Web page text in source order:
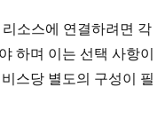
소스에 연결하려면 각
하며 이는 선택 사항이
스당 별도의 구성이 필